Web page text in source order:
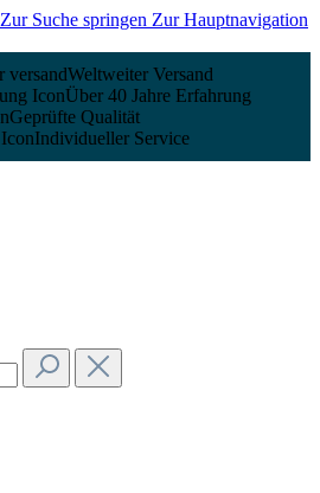
Zur Suche springen Zur Hauptnavigation
Weltweiter Versand
Über 40 Jahre Erfahrung
Geprüfte Qualität
Individueller Service